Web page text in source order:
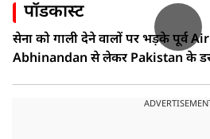
पॉडकास्ट
सेना को गाली देने वालों पर भड़के पूर्व
Abhinandan से लेकर Pakistan के